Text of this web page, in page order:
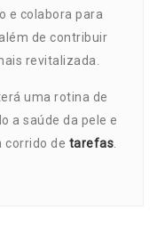
e colabora para
de contribuir
revitalizada.
uma rotina de
a saúde da pele e
corrido de tarefas.